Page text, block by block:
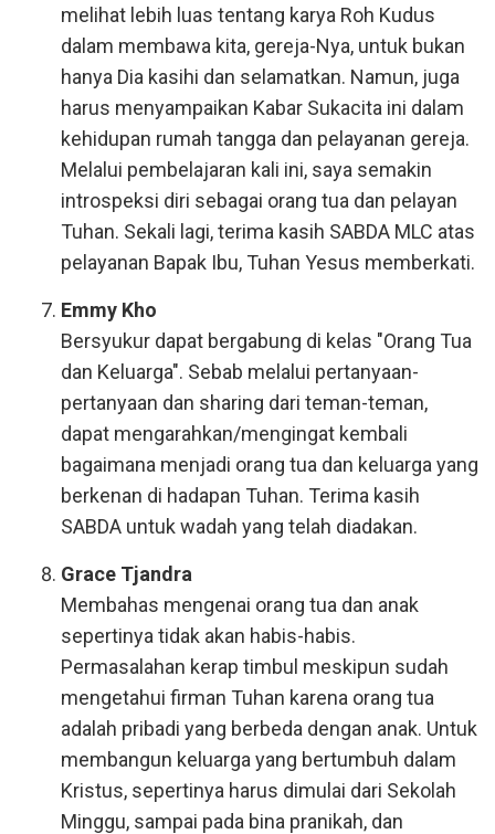
melihat lebih luas tentang karya Roh Kudus
dalam membawa kita, gereja-Nya, untuk bukan
hanya Dia kasihi dan selamatkan. Namun, juga
harus menyampaikan Kabar Sukacita ini dalam
kehidupan rumah tangga dan pelayanan gereja.
Melalui pembelajaran kali ini, saya semakin
introspeksi diri sebagai orang tua dan pelayan
Tuhan. Sekali lagi, terima kasih SABDA MLC atas
pelayanan Bapak Ibu, Tuhan Yesus memberkati.
Emmy Kho
Bersyukur dapat bergabung di kelas "Orang Tua
dan Keluarga". Sebab melalui pertanyaan-
pertanyaan dan sharing dari teman-teman,
dapat mengarahkan/mengingat kembali
bagaimana menjadi orang tua dan keluarga yang
berkenan di hadapan Tuhan. Terima kasih
SABDA untuk wadah yang telah diadakan.
Grace Tjandra
Membahas mengenai orang tua dan anak
sepertinya tidak akan habis-habis.
Permasalahan kerap timbul meskipun sudah
mengetahui firman Tuhan karena orang tua
adalah pribadi yang berbeda dengan anak. Untuk
membangun keluarga yang bertumbuh dalam
Kristus, sepertinya harus dimulai dari Sekolah
Minggu, sampai pada bina pranikah, dan